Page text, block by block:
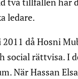
ledare.
då Hosni
social rättvisa. I
När Hassan